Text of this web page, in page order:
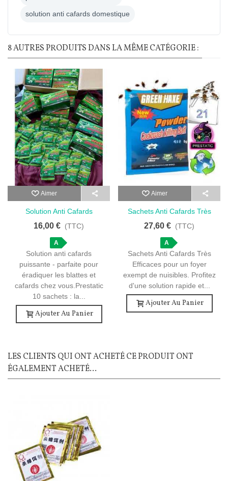
solution anti cafards domestique
8 AUTRES PRODUITS DANS LA MÊME CATÉGORIE :
Aimer
Solution Anti Cafards
Puissante - 10 Sachets Pour
Une Maison Saine
16,00 € (TTC)
A
Solution anti cafards
puissante - parfaite pour
éradiquer les blattes et
cafards chez vous.Prestatic
10 sachets : la...
Ajouter Au Panier
Aimer
Sachets Anti Cafards Très
Efficaces - 21 Sachets Pour
Une Maison Saine
27,60 € (TTC)
A
Sachets Anti Cafards Très
Efficaces pour un foyer
exempt de nuisibles. Profitez
d'une solution rapide et...
Ajouter Au Panier
LES CLIENTS QUI ONT ACHETÉ CE PRODUIT ONT
ÉGALEMENT ACHETÉ...